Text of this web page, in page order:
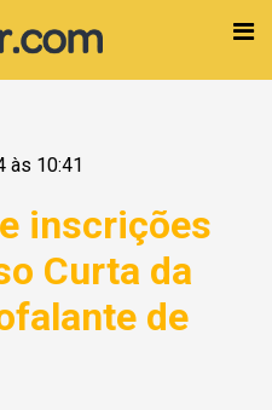
às 10:41
inscrições
Curta da
de